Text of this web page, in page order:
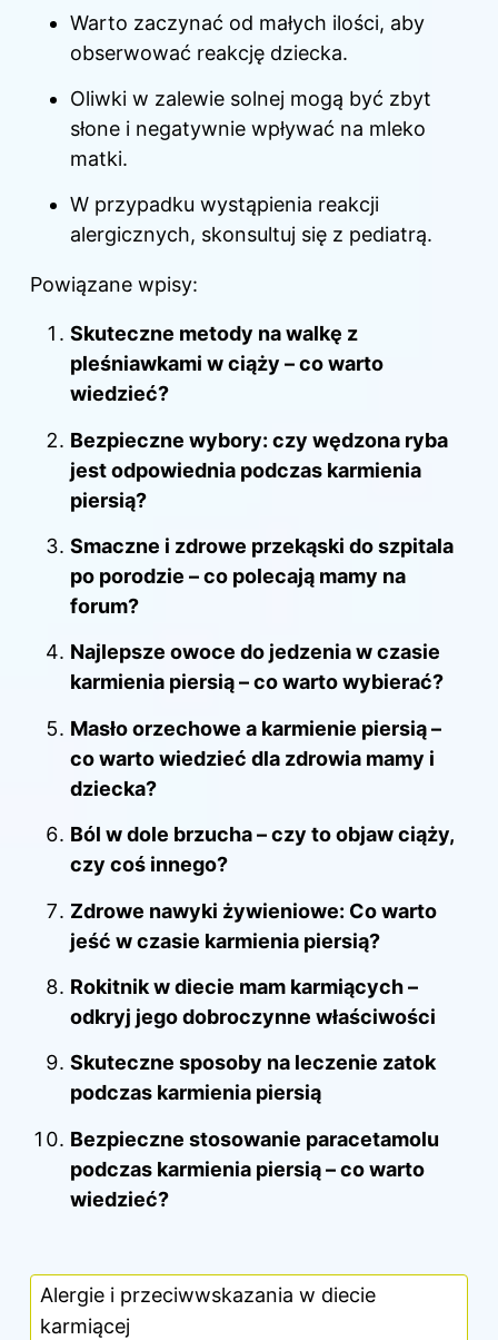
Warto zaczynać od małych ilości, aby
obserwować reakcję dziecka.
Oliwki w zalewie solnej mogą być zbyt
słone i negatywnie wpływać na mleko
matki.
W przypadku wystąpienia reakcji
alergicznych, skonsultuj się z pediatrą.
Powiązane wpisy:
Skuteczne metody na walkę z
pleśniawkami w ciąży – co warto
wiedzieć?
Bezpieczne wybory: czy wędzona ryba
jest odpowiednia podczas karmienia
piersią?
Smaczne i zdrowe przekąski do szpitala
po porodzie – co polecają mamy na
forum?
Najlepsze owoce do jedzenia w czasie
karmienia piersią – co warto wybierać?
Masło orzechowe a karmienie piersią –
co warto wiedzieć dla zdrowia mamy i
dziecka?
Ból w dole brzucha – czy to objaw ciąży,
czy coś innego?
Zdrowe nawyki żywieniowe: Co warto
jeść w czasie karmienia piersią?
Rokitnik w diecie mam karmiących –
odkryj jego dobroczynne właściwości
Skuteczne sposoby na leczenie zatok
podczas karmienia piersią
Bezpieczne stosowanie paracetamolu
podczas karmienia piersią – co warto
wiedzieć?
Alergie i przeciwwskazania w diecie
karmiącej